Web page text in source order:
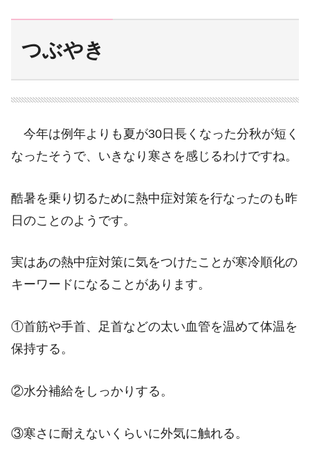
つぶやき
今年は例年よりも夏が30日長くなった分秋が短く
なったそうで、いきなり寒さを感じるわけですね。
酷暑を乗り切るために熱中症対策を行なったのも昨
日のことのようです。
実はあの熱中症対策に気をつけたことが寒冷順化の
キーワードになることがあります。
①首筋や手首、足首などの太い血管を温めて体温を
保持する。
②水分補給をしっかりする。
③寒さに耐えないくらいに外気に触れる。